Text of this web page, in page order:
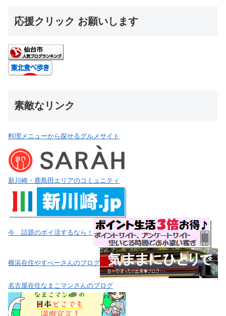
応援クリック お願いします
素敵なリンク
料理メニューから探せるグルメサイト
新川崎・鹿島田エリアのコミュニティ
今、話題のポイ活するなら！
横浜在住やすべーさんのブログ
名古屋在住なまこマンさんのブログ